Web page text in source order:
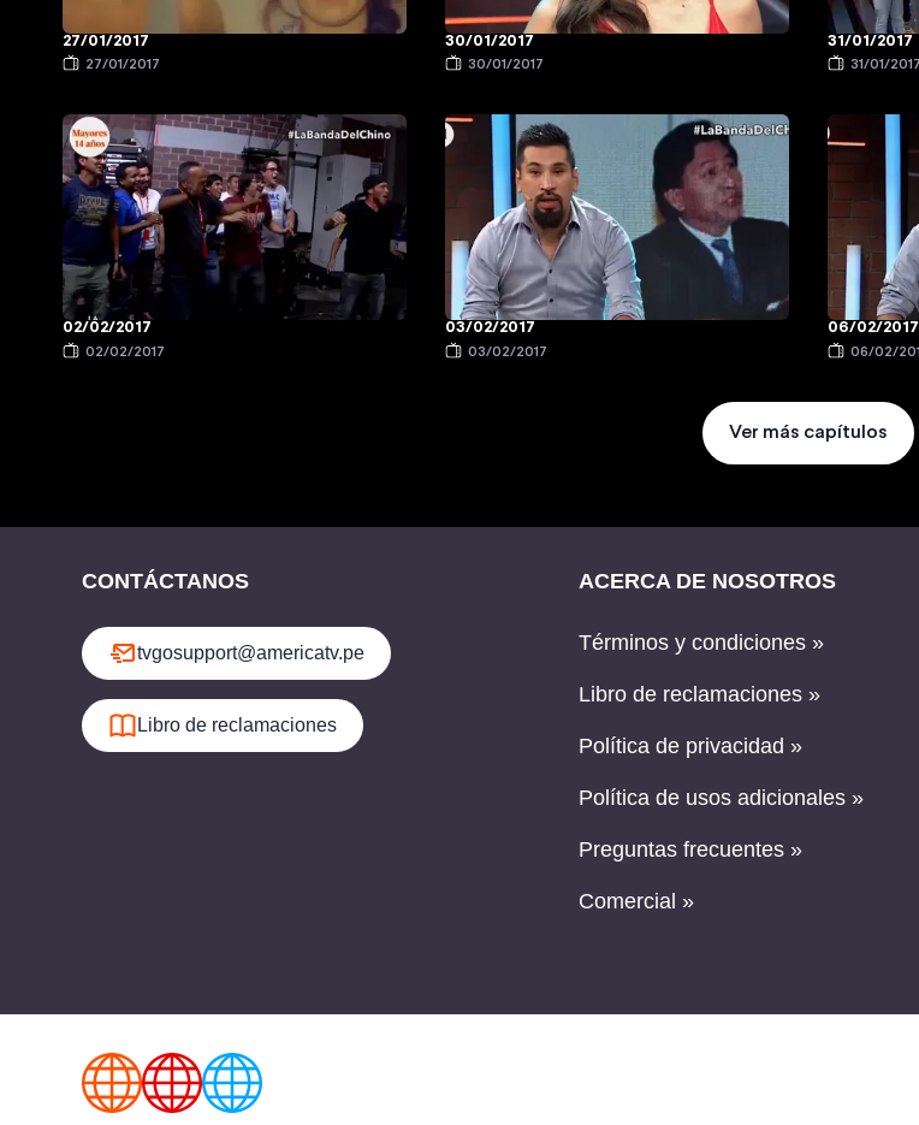
27/01/2017
27/01/2017
30/01/2017
30/01/2017
31/01/2017
31/01/2017
02/02/2017
02/02/2017
03/02/2017
03/02/2017
06/02/2017
06/02/
Ver más capítulos
CONTÁCTANOS
tvgosupport@americatv.pe
Libro de reclamaciones
ACERCA DE NOSOTROS
Términos y condiciones »
Libro de reclamaciones »
Política de privacidad »
Política de usos adicionales »
Preguntas frecuentes »
Comercial »